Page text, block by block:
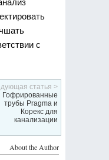
с
статья >
Гофрированные
трубы Pragma и
Корекс для
канализации
About the Author